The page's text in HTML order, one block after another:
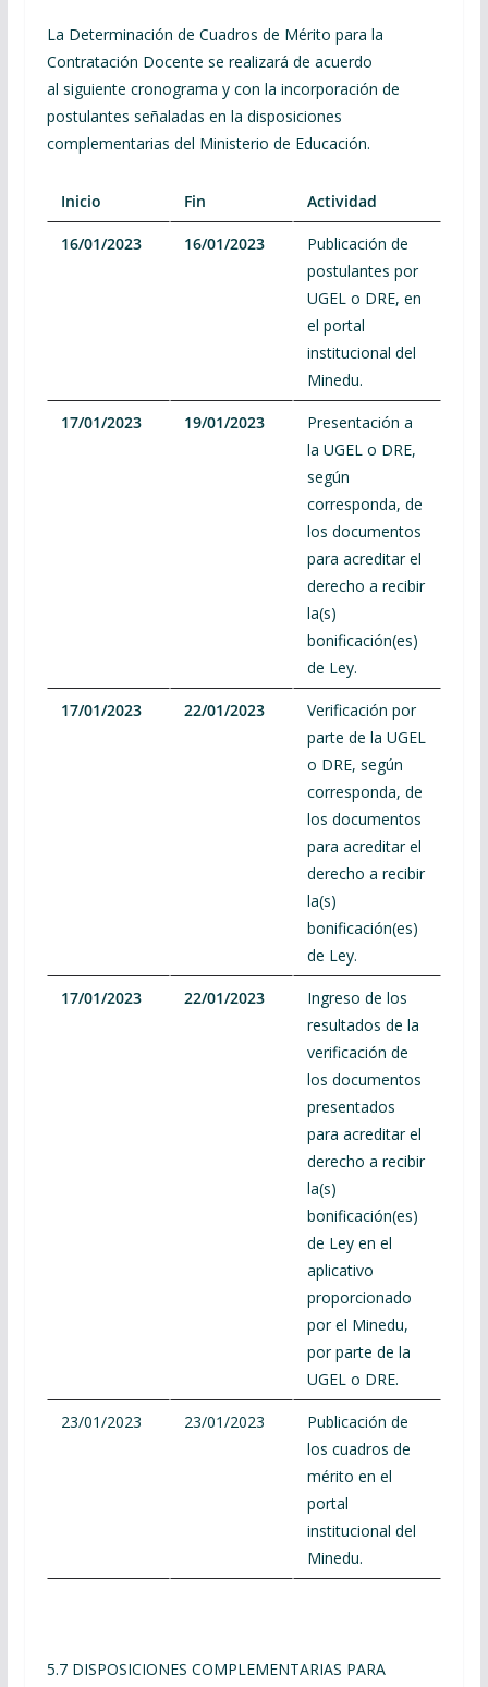
La Determinación de Cuadros de Mérito para la
Contratación Docente se realizará de acuerdo
al siguiente cronograma y con la incorporación de
postulantes señaladas en la disposiciones
complementarias del Ministerio de Educación.
Inicio Fin Actividad
16/01/2023 16/01/2023
Publicación de
postulantes por
UGEL o DRE, en
el portal
institucional del
Minedu.
17/01/2023 19/01/2023
Presentación a
la UGEL o DRE,
según
corresponda, de
los documentos
para acreditar el
derecho a recibir
la(s)
bonificación(es)
de Ley.
17/01/2023 22/01/2023
Verificación por
parte de la UGEL
o DRE, según
corresponda, de
los documentos
para acreditar el
derecho a recibir
la(s)
bonificación(es)
de Ley.
17/01/2023 22/01/2023
Ingreso de los
resultados de la
verificación de
los documentos
presentados
para acreditar el
derecho a recibir
la(s)
bonificación(es)
de Ley en el
aplicativo
proporcionado
por el Minedu,
por parte de la
UGEL o DRE.
23/01/2023 23/01/2023
Publicación de
los cuadros de
mérito en el
portal
institucional del
Minedu.
5.7 DISPOSICIONES COMPLEMENTARIAS PARA